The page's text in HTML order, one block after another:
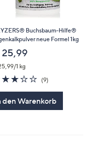
Buchsbaum-Hilfe®
neue Formel 1kg
1 kg
3.0
von
(9)9
den Warenkorb